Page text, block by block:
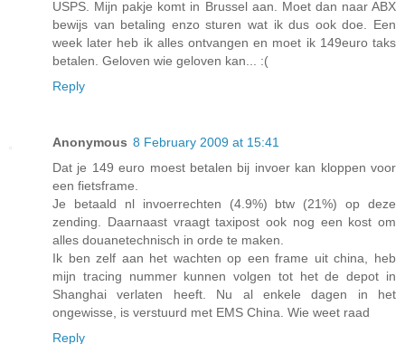
USPS. Mijn pakje komt in Brussel aan. Moet dan naar ABX
bewijs van betaling enzo sturen wat ik dus ook doe. Een
week later heb ik alles ontvangen en moet ik 149euro taks
betalen. Geloven wie geloven kan... :(
Reply
Anonymous 8 February 2009 at 15:41
Dat je 149 euro moest betalen bij invoer kan kloppen voor
een fietsframe.
Je betaald nl invoerrechten (4.9%) btw (21%) op deze
zending. Daarnaast vraagt taxipost ook nog een kost om
alles douanetechnisch in orde te maken.
Ik ben zelf aan het wachten op een frame uit china, heb
mijn tracing nummer kunnen volgen tot het de depot in
Shanghai verlaten heeft. Nu al enkele dagen in het
ongewisse, is verstuurd met EMS China. Wie weet raad
Reply